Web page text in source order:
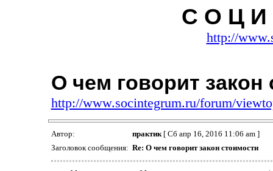
С О Ц И
http://
О чем говорит закон
http://www.socintegrum.ru/forum/
Автор: практик[ Сб апр 16, 2016 11:06 am ]
Заголовок сообщения: Re: О чем говорит закон стоимости